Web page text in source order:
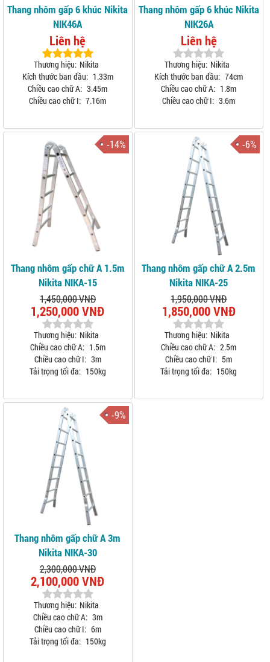
Thang nhôm gấp 6 khúc Nikita
NIK46A
Liên hệ
Thương hiệu: Nikita
Kích thước ban đầu: 1.33m
Chiều cao chữ A: 3.45m
Chiều cao chữ I: 7.16m
Thang nhôm gấp 6 khúc Nikita
NIK26A
Liên hệ
Thương hiệu: Nikita
Kích thước ban đầu: 74cm
Chiều cao chữ A: 1.8m
Chiều cao chữ I: 3.6m
-14%
Thang nhôm gấp chữ A 1.5m
Nikita NIKA-15
1,450,000 VNĐ
1,250,000 VNĐ
Thương hiệu: Nikita
Chiều cao chữ A: 1.5m
Chiều cao chữ I: 3m
Tải trọng tối đa: 150kg
-6%
Thang nhôm gấp chữ A 2.5m
Nikita NIKA-25
1,950,000 VNĐ
1,850,000 VNĐ
Thương hiệu: Nikita
Chiều cao chữ A: 2.5m
Chiều cao chữ I: 5m
Tải trọng tối đa: 150kg
-9%
Thang nhôm gấp chữ A 3m
Nikita NIKA-30
2,300,000 VNĐ
2,100,000 VNĐ
Thương hiệu: Nikita
Chiều cao chữ A: 3m
Chiều cao chữ I: 6m
Tải trọng tối đa: 150kg